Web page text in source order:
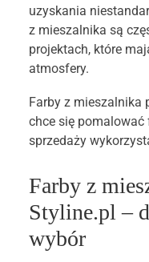
uzyskania
z mieszalnika są
projektach, które
atmosfery.
Farby z mieszalnika
chce się pomalować
sprzedaży
Farby z
Styline.pl –
wybór